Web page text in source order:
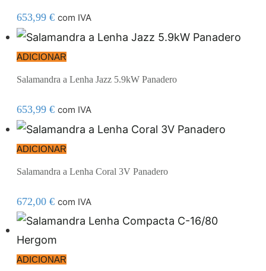
653,99 € com IVA
ADICIONAR
Salamandra a Lenha Jazz 5.9kW Panadero
653,99 € com IVA
ADICIONAR
Salamandra a Lenha Coral 3V Panadero
672,00 € com IVA
ADICIONAR